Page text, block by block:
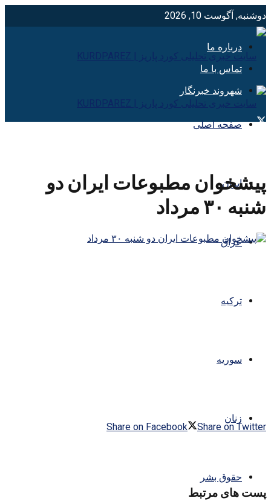
دوشنبه, آگوست 10, 2026
درباره ما
تماس با ما
شهروند خبرنگار
صفحه اصلی
ایران
عراق
ترکیه
سوریه
زنان
حقوق بشر
پیشخوان مطبوعات ایران دو
شنبه ۳۰ مرداد
Share on Facebook Share on Twitter
پست های مرتبط